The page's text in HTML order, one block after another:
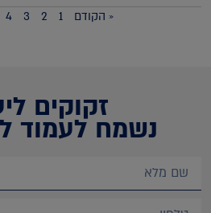
« הקודם 1
2
3
4
זקוקים
נשמח לעמוד